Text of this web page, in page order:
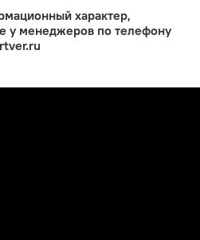
характер,
у менеджеров по телефону